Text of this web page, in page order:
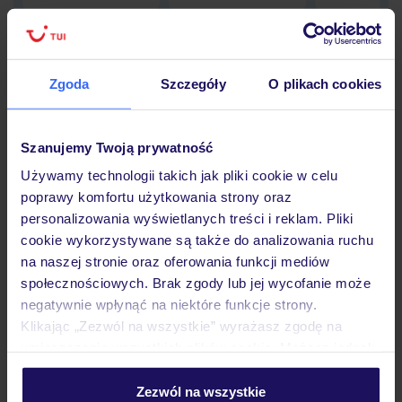
Zgoda Szczegóły O plikach cookies
Szanujemy Twoją prywatność
Używamy technologii takich jak pliki cookie w celu
poprawy komfortu użytkowania strony oraz
personalizowania wyświetlanych treści i reklam. Pliki
cookie wykorzystywane są także do analizowania ruchu
na naszej stronie oraz oferowania funkcji mediów
społecznościowych. Brak zgody lub jej wycofanie może
negatywnie wpłynąć na niektóre funkcje strony.
Klikając „Zezwól na wszystkie” wyrażasz zgodę na
personalizować swój wybór wchodząc w zakładkę
Zezwól na wszystkie
Hotel
Opinie
Pokoje
Wyżywienie
Atrakcje